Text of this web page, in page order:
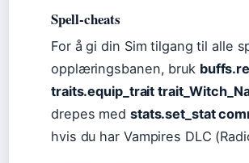
Spell-cheats
For å gi din Sim tilgang til alle
opplæringsbanen, bruk
traits.equip_trait
drepes med stats.set_stat
hvis du har Vampires DLC